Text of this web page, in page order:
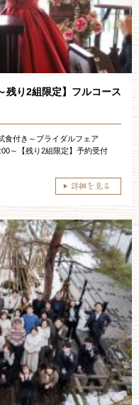
残り2組限定】フルコース
食付き～ブライダルフェア
～【残り2組限定】予約受付